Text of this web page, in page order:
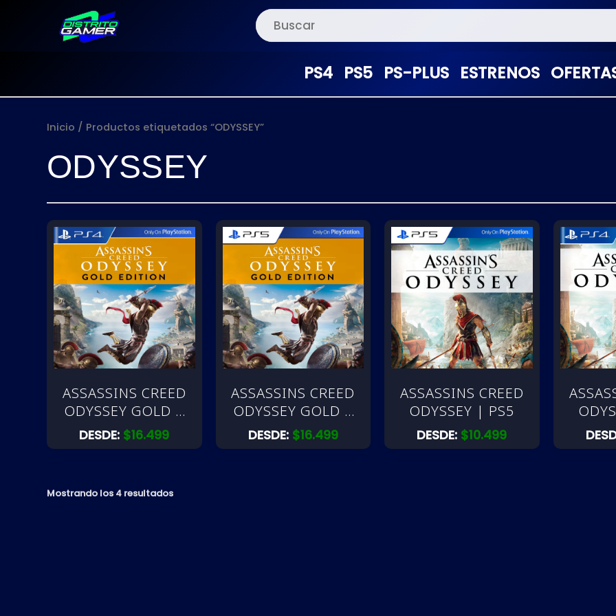
PS4 PS5 PS-PLUS ESTRENOS
Inicio / Productos etiquetados “ODYSSEY”
ODYSSEY
ASSASSINS CREED
ODYSSEY GOLD |
PS4
DESDE: $16.499
ASSASSINS CREED
ODYSSEY GOLD |
PS5
DESDE: $16.499
ASSASSINS CREED
ODYSSEY | PS5
DESDE: $10.499
Mostrando los 4 resultados